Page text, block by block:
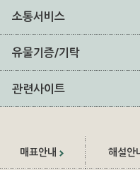
소통서비스
유물기증/기탁
관련사이트
매표안내 해설안